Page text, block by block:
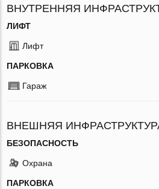
ВНУТРЕННЯЯ
ЛИФТ
Лифт
ПАРКОВКА
Гараж
ВНЕШНЯЯ
БЕЗОПАСНОСТЬ
Охрана
ПАРКОВКА